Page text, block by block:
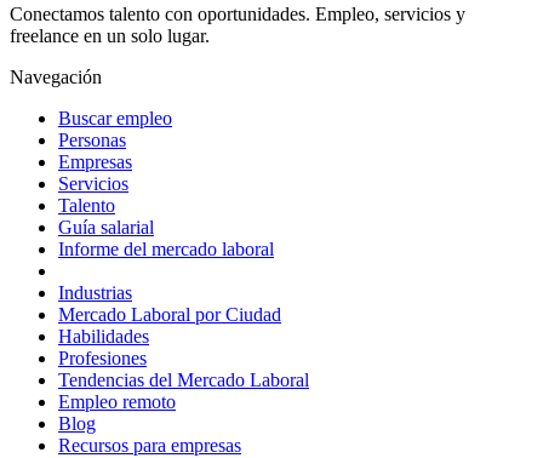
Conectamos talento con oportunidades. Empleo, servicios y
freelance en un solo lugar.
Navegación
Buscar empleo
Personas
Empresas
Servicios
Talento
Guía salarial
Informe del mercado laboral
Industrias
Mercado Laboral por Ciudad
Habilidades
Profesiones
Tendencias del Mercado Laboral
Empleo remoto
Blog
Recursos para empresas